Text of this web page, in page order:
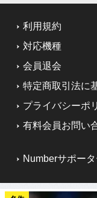
利用規約
対応機種
会員退会
特定商取引法に
プライバシーポ
有料会員お問い
Numberサポー